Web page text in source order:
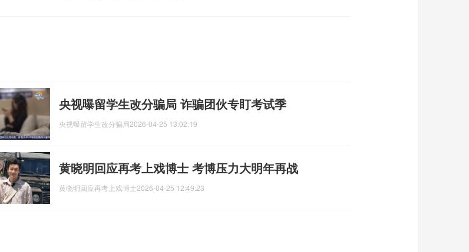
央视曝留学生改分骗局 诈骗团伙专盯考试季
央视曝留学生改分骗局2026-04-25 13:02:19
黄晓明回应再考上戏博士 考博压力大明年再战
黄晓明回应再考上戏博士2026-04-25 12:49:23